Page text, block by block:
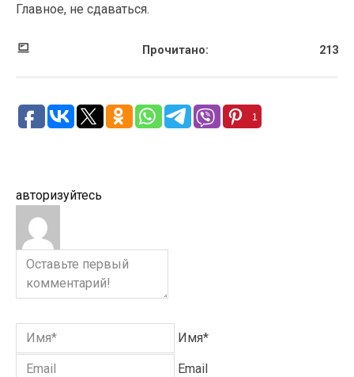
Главное, не сдаваться.
Прочитано: 213
1
авторизуйтесь
Имя*
Email